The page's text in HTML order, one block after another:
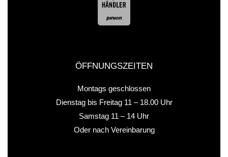
b
o
ÖFFNUNGS­ZEITEN
Montags geschlossen
Dienstag bis Freitag 11 – 18.00 Uhr
Samstag 11 – 14 Uhr
Oder nach Vereinbarung